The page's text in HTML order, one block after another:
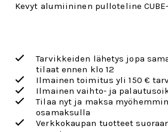
Kevyt alumiininen pulloteline
Tarvikkeiden lähetys jopa
tilaat ennen klo 12
Ilmainen toimitus yli 150 €
Ilmainen vaihto- ja
Tilaa nyt ja maksa
osamaksulla
Verkkokaupan tuotteet